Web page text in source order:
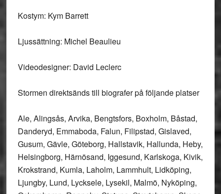
Kostym: Kym Barrett
Ljussättning: Michel Beaulieu
Videodesigner: David Leclerc
Stormen direktsänds till biografer på följande platser
Ale, Alingsås, Arvika, Bengtsfors, Boxholm, Båstad,
Danderyd, Emmaboda, Falun, Filipstad, Gislaved,
Gusum, Gävle, Göteborg, Hallstavik, Hallunda, Heby,
Helsingborg, Härnösand, Iggesund, Karlskoga, Kivik,
Krokstrand, Kumla, Laholm, Lammhult, Lidköping,
Ljungby, Lund, Lycksele, Lysekil, Malmö, Nyköping,